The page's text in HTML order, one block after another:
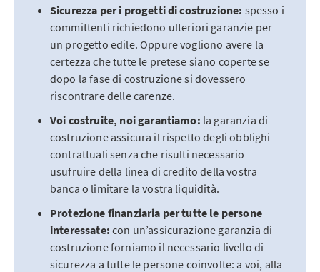
Sicurezza per i progetti di costruzione: spesso i
committenti richiedono ulteriori garanzie per
un progetto edile. Oppure vogliono avere la
certezza che tutte le pretese siano coperte se
dopo la fase di costruzione si dovessero
riscontrare delle carenze.
Voi costruite, noi garantiamo: la garanzia di
costruzione assicura il rispetto degli obblighi
contrattuali senza che risulti necessario
usufruire della linea di credito della vostra
banca o limitare la vostra liquidità.
Protezione finanziaria per tutte le persone
interessate: con un’assicurazione garanzia di
costruzione forniamo il necessario livello di
sicurezza a tutte le persone coinvolte: a voi, alla